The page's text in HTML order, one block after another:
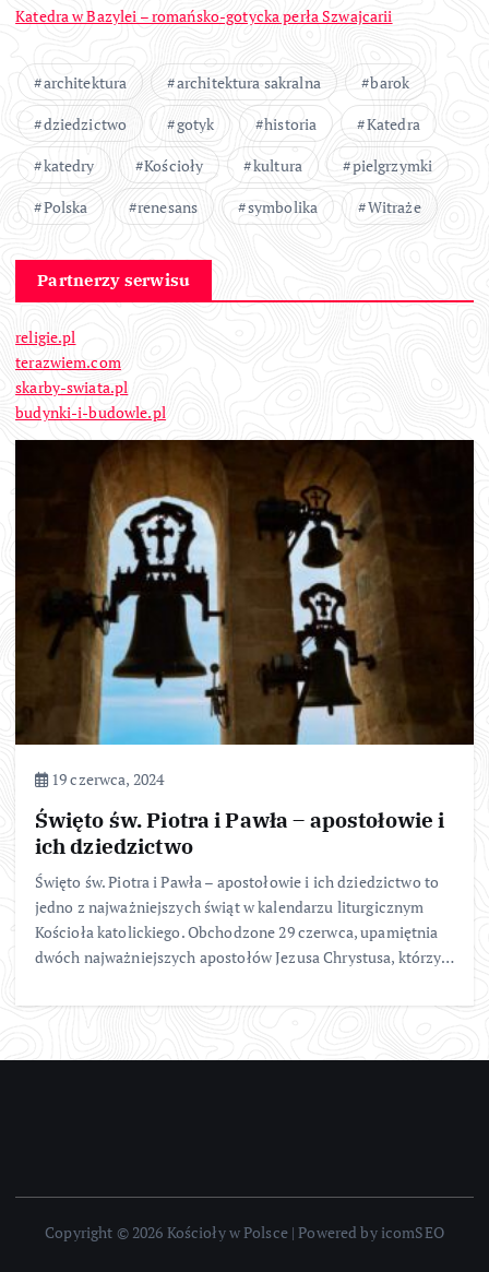
Katedra w Bazylei – romańsko-gotycka perła Szwajcarii
architektura architektura sakralna
barok
dziedzictwo
gotyk historia
Katedra
katedry
Kościoły kultura
pielgrzymki
Polska
renesans symbolika Witraże
Partnerzy serwisu
religie.pl
terazwiem.com
skarby-swiata.pl
budynki-i-budowle.pl
19 czerwca, 2024
Święto św. Piotra i Pawła – apostołowie i
ich dziedzictwo
Święto św. Piotra i Pawła – apostołowie i ich dziedzictwo to
jedno z najważniejszych świąt w kalendarzu liturgicznym
Kościoła katolickiego. Obchodzone 29 czerwca, upamiętnia
dwóch najważniejszych apostołów Jezusa Chrystusa, którzy…
Copyright © 2026 Kościoły w Polsce | Powered by icomSEO